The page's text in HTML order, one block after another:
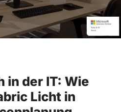
in der IT: Wie
Licht in